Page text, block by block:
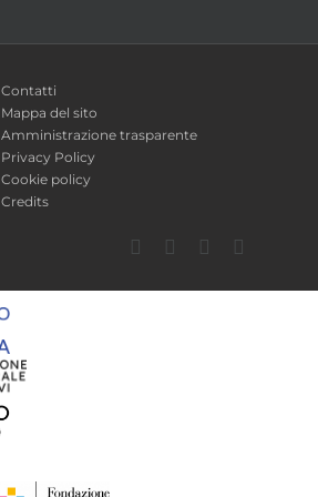
Contatti
Mappa del sito
Amministrazione trasparente
Privacy Policy
Cookie policy
Credits
Facebook
TwitterYouTube